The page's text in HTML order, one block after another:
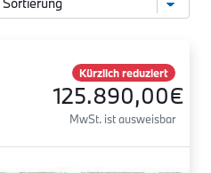
Kürzlich reduziert
125.890,00€
MwSt. ist ausweisbar